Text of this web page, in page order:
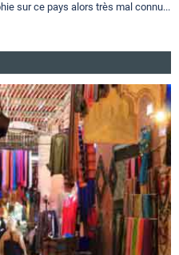
sur ce pays alors très mal connu...